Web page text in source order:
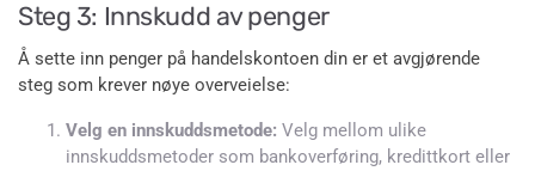
Steg 3: Innskudd av penger
Å sette inn penger på handelskontoen din er et avgjørende
steg som krever nøye overveielse:
Velg en innskuddsmetode: Velg mellom ulike
innskuddsmetoder som bankoverføring, kredittkort eller